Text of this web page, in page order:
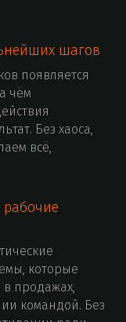
шагов
появляется
чём
Без хаоса,
всё,
рабочие
которые
продажах,
командой. Без